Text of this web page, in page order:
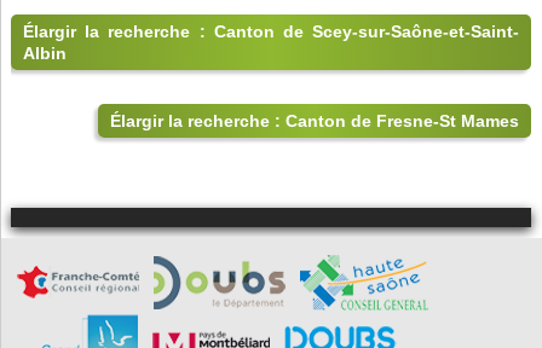
Élargir la recherche : Canton de Scey-sur-Saône-et-Saint-
Albin
Élargir la recherche : Canton de Fresne-St Mames